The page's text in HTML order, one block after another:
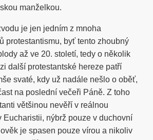
manželkou.
je jen jedním z mnoha
protestantismu, byť tento zhoubný
až ve 20. století, tedy o několik
další protestantské hereze patří
svaté, kdy už nadále nešlo o oběť,
na poslední večeři Páně. Z toho
většinou nevěří v reálnou
Eucharistii, nýbrž pouze v duchovní
je spasen pouze vírou a nikoliv